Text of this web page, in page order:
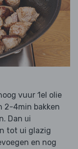
vuur 1el olie
2-4min bakken
Dan ui
tot ui glazig
en nog